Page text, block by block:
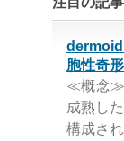
胞性奇
≪概念≫
成熟し
構成さ